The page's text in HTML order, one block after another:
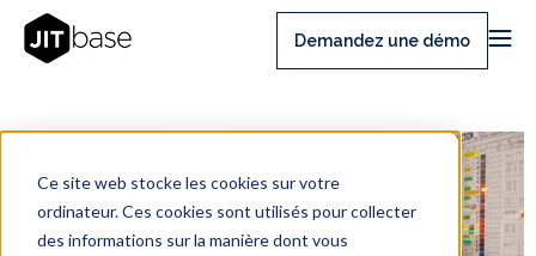
Ce site web stocke les cookies sur votre
ordinateur. Ces cookies sont utilisés pour collecter
des informations sur la manière dont vous
Demandez une démo